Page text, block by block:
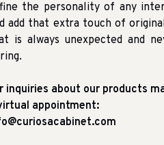
the personality of any
add that extra touch of
is always unexpected and
inquiries about our products
appointment: